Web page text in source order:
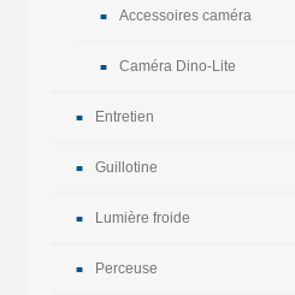
Accessoires caméra
Caméra Dino-Lite
Entretien
Guillotine
Lumière froide
Perceuse